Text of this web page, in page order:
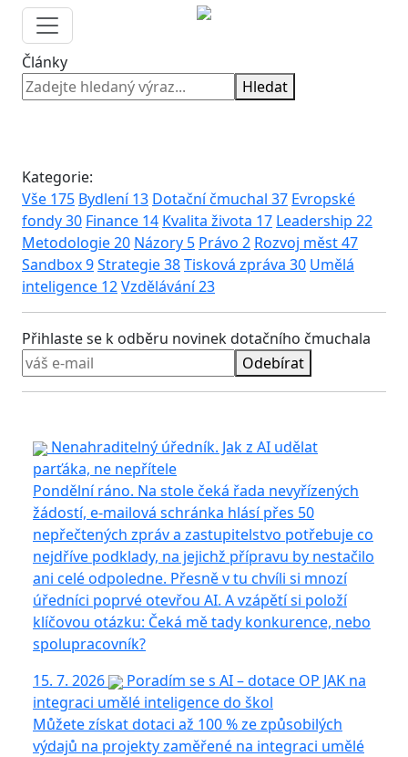
Články
Hledat
Kategorie:
Vše 175 Bydlení13 Dotační čmuchal 37 Evropské
fondy30 Finance 14 Kvalita života 17 Leadership 22
Metodologie20 Názory 5 Právo 2 Rozvoj měst47
Sandbox9Strategie38Tisková zpráva 30 Umělá
inteligence 12Vzdělávání23
Přihlaste se k odběru novinek dotačního čmuchala
Odebírat
Nenahraditelný úředník. Jak z AI udělat
parťáka, ne nepřítele
Pondělní ráno. Na stole čeká řada nevyřízených
žádostí, e-mailová schránka hlásí přes 50
nepřečtených zpráv a zastupitelstvo potřebuje co
nejdříve podklady, na jejichž přípravu by nestačilo
ani celé odpoledne. Přesně v tu chvíli si mnozí
úředníci poprvé otevřou AI. A vzápětí si položí
klíčovou otázku: Čeká mě tady konkurence, nebo
spolupracovník?
15. 7. 2026
Poradím se s AI – dotace OP JAK na
integraci umělé inteligence do škol
Můžete získat dotaci až 100 % ze způsobilých
výdajů na projekty zaměřené na integraci umělé